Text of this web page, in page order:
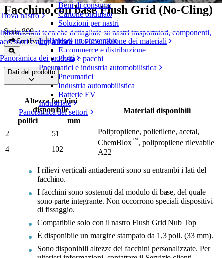
Trova nastro
Informazioni tecniche dettagliate su nastri trasportatori, componenti,
accessori e altro ancora
Panoramica dei prodotti
Beni di consumo
Cartone ondulato
Soluzioni per nastri
Logistica e movimentazione dei materiali
E-commerce e distribuzione
Posta e pacchi
Pneumatici e industria automobilistica
Pneumatici
Industria automobilistica
Batterie EV
Industriale
Panoramica dei settori
Facchino con base Flush Grid (No-Cling)
Serie 800
Condividi Richiedi un preventivo
Dati del prodotto
Altezza facchini
disponibile
Materiali disponibili
pollici
mm
2
51
Polipropilene, polietilene, acetal,
ChemBlox™, polipropilene rilevabile
A22
4 102
I rilievi verticali antiaderenti sono su entrambi i lati del
facchino.
I facchini sono sostenuti dal modulo di base, del quale
sono parte integrante. Non occorrono speciali dispositivi
di fissaggio.
Compatibile solo con il nastro Flush Grid Nub Top
È disponibile un margine stampato da 1,3 poll. (33 mm).
Sono disponibili altezze dei facchini personalizzate. Per